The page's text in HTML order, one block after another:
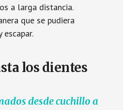
a larga distancia.
que se pudiera
los dientes
desde cuchillo a